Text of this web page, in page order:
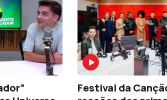
Festival da